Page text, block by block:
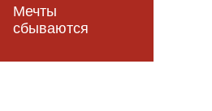
Мечты
сбываются